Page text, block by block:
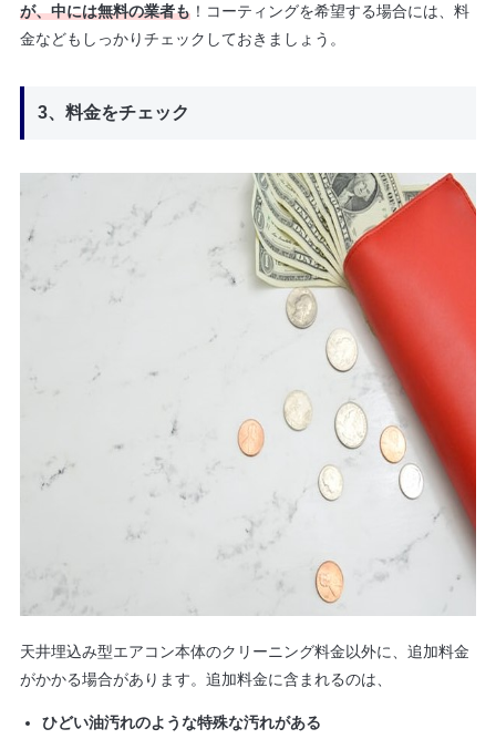
が、中には無料の業者も！コーティングを希望する場合には、料
金などもしっかりチェックしておきましょう。
3、料金をチェック
天井埋込み型エアコン本体のクリーニング料金以外に、追加料金
がかかる場合があります。追加料金に含まれるのは、
ひどい油汚れのような特殊な汚れがある